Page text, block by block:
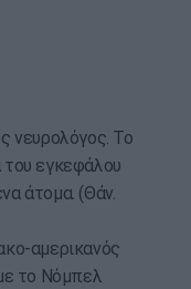
νευρολόγος. Το
του εγκεφάλου
άτομα. (Θάν.
αμερικανός
το Νόμπελ